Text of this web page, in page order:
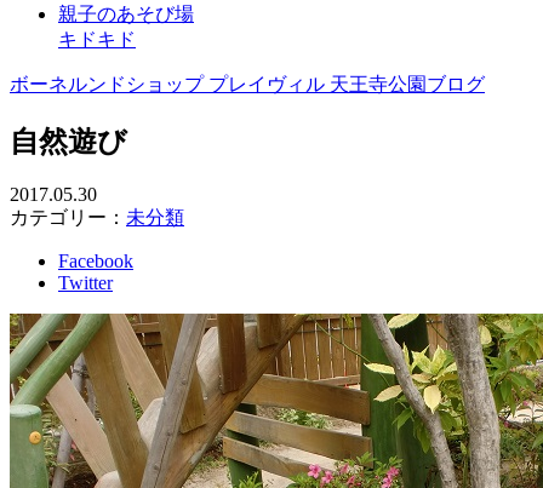
親子のあそび場
キドキド
ボーネルンドショップ プレイヴィル 天王寺公園ブログ
自然遊び
2017.05.30
カテゴリー： 未分類
Facebook
Twitter